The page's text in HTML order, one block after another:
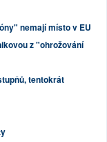
nemají místo v EU
z "ohrožování
tentokrát